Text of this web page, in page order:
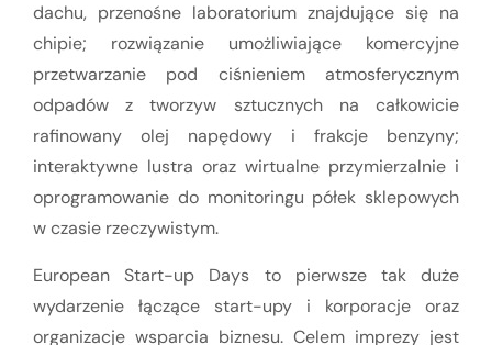
dachu, przenośne laboratorium znajdujące się na
chipie; rozwiązanie umożliwiające komercyjne
przetwarzanie pod ciśnieniem atmosferycznym
odpadów z tworzyw sztucznych na całkowicie
rafinowany olej napędowy i frakcje benzyny;
interaktywne lustra oraz wirtualne przymierzalnie i
oprogramowanie do monitoringu półek sklepowych
w czasie rzeczywistym.
European Start-up Days to pierwsze tak duże
wydarzenie łączące start-upy i korporacje oraz
organizacje wsparcia biznesu. Celem imprezy jest